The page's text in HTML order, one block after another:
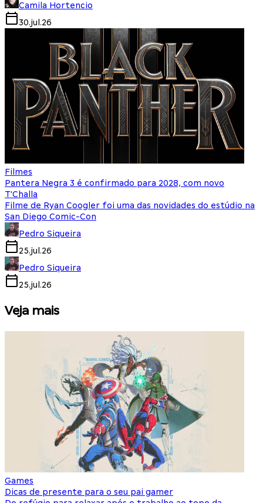
Camila Hortencio
30.jul.26
Filmes
Pantera Negra 3 é confirmado para 2028, com novo
T'Challa
Filme de Ryan Coogler foi uma das novidades do estúdio na
San Diego Comic-Con
Pedro Siqueira
25.jul.26
Pedro Siqueira
25.jul.26
Veja mais
Games
Dicas de presente para o seu pai gamer